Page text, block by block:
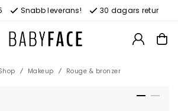
Snabb leverans! 30 dagars retur
Makeup Rouge & bronzer